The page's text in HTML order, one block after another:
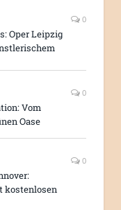
0
Oper Leipzig
0
Vom
Oase
0
kostenlosen